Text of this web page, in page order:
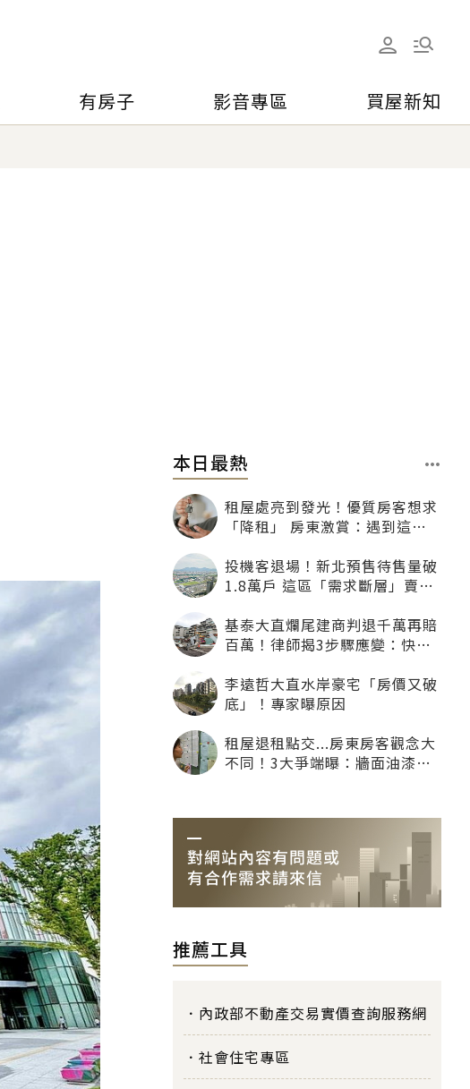
有房子 影音專區 買屋新知
本日最熱
租屋處亮到發光！優質房客想求
「降租」 房東激賞：遇到這種
投機客退場！新北預售待售量破
1.8萬戶 這區「需求斷層」賣壓
基泰大直爛尾建商判退千萬再賠
百萬！律師揭3步驟應變：快通
李遠哲大直水岸豪宅「房價又破
底」！專家曝原因
租屋退租點交...房東房客觀念大
不同！3大爭端曝：牆面油漆、
推薦工具
內政部不動產交易實價查詢服務網
社會住宅專區